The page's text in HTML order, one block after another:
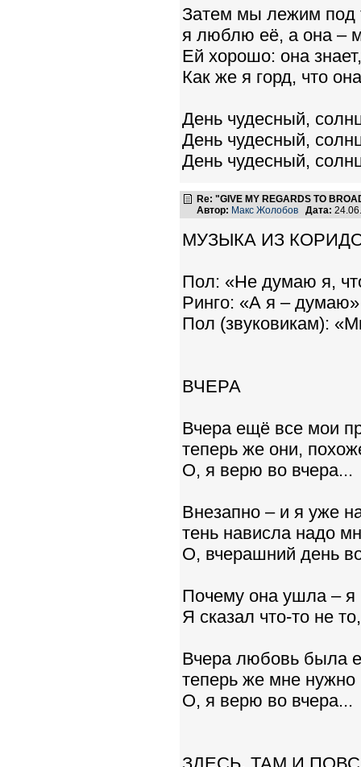
Затем мы лежим под
я люблю её, а она –
Ей хорошо: она
Как же я горд, что
День чудесный,
День чудесный,
День чудесный,
Re: "GIVE MY REGARDS TO
Автор: Макс Жолобов Дата:
МУЗЫКА ИЗ
Пол: «Не думаю я,
Ринго: «А я –
Пол (звуковикам):
ВЧЕРА
Вчера ещё все мои
теперь же они,
О, я верю во вчера...
Внезапно – и я уже
тень нависла надо
О, вчерашний день
Почему она ушла – я
Я сказал что-то не
Вчера любовь была
теперь же мне нужно
О, я верю во вчера...